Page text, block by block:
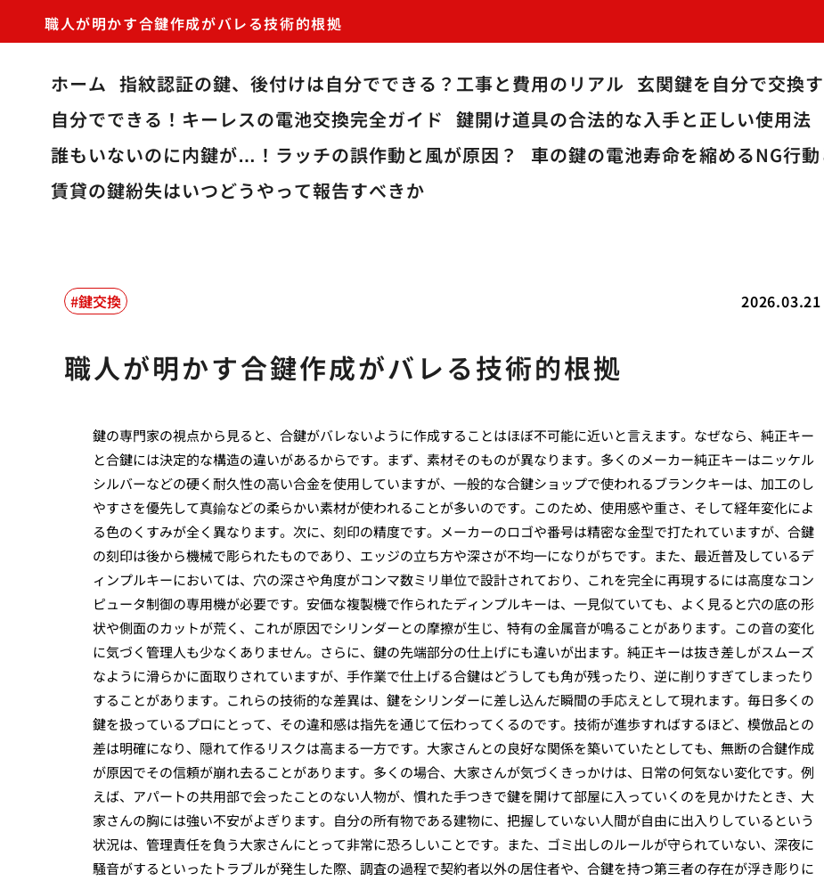
職人が明かす合鍵作成がバレる技術的根拠
ホーム 指紋認証の鍵、後付けは自分でできる？工事と費用のリアル 玄関鍵を自分で交換
自分でできる！キーレスの電池交換完全ガイド 鍵開け道具の合法的な入手と正しい使用法
誰もいないのに内鍵が…！ラッチの誤作動と風が原因？
車の鍵の電池寿命を縮めるNG行
賃貸の鍵紛失はいつどうやって報告すべきか
2026.03.21
鍵交換
職人が明かす合鍵作成がバレる技術的根拠
鍵の専門家の視点から見ると、合鍵がバレないように作成することはほぼ不可能に近いと言えます。なぜなら、純正キー
と合鍵には決定的な構造の違いがあるからです。まず、素材そのものが異なります。多くのメーカー純正キーはニッケル
シルバーなどの硬く耐久性の高い合金を使用していますが、一般的な合鍵ショップで使われるブランクキーは、加工のし
やすさを優先して真鍮などの柔らかい素材が使われることが多いのです。このため、使用感や重さ、そして経年変化によ
る色のくすみが全く異なります。次に、刻印の精度です。メーカーのロゴや番号は精密な金型で打たれていますが、合鍵
の刻印は後から機械で彫られたものであり、エッジの立ち方や深さが不均一になりがちです。また、最近普及しているデ
ィンプルキーにおいては、穴の深さや角度がコンマ数ミリ単位で設計されており、これを完全に再現するには高度なコン
ピュータ制御の専用機が必要です。安価な複製機で作られたディンプルキーは、一見似ていても、よく見ると穴の底の形
状や側面のカットが荒く、これが原因でシリンダーとの摩擦が生じ、特有の金属音が鳴ることがあります。この音の変化
に気づく管理人も少なくありません。さらに、鍵の先端部分の仕上げにも違いが出ます。純正キーは抜き差しがスムーズ
なように滑らかに面取りされていますが、手作業で仕上げる合鍵はどうしても角が残ったり、逆に削りすぎてしまったり
することがあります。これらの技術的な差異は、鍵をシリンダーに差し込んだ瞬間の手応えとして現れます。毎日多くの
鍵を扱っているプロにとって、その違和感は指先を通じて伝わってくるのです。技術が進歩すればするほど、模倣品との
差は明確になり、隠れて作るリスクは高まる一方です。大家さんとの良好な関係を築いていたとしても、無断の合鍵作成
が原因でその信頼が崩れ去ることがあります。多くの場合、大家さんが気づくきっかけは、日常の何気ない変化です。例
えば、アパートの共用部で会ったことのない人物が、慣れた手つきで鍵を開けて部屋に入っていくのを見かけたとき、大
家さんの胸には強い不安がよぎります。自分の所有物である建物に、把握していない人間が自由に出入りしているという
状況は、管理責任を負う大家さんにとって非常に恐ろしいことです。また、ゴミ出しのルールが守られていない、深夜に
騒音がするといったトラブルが発生した際、調査の過程で契約者以外の居住者や、合鍵を持つ第三者の存在が浮き彫りに